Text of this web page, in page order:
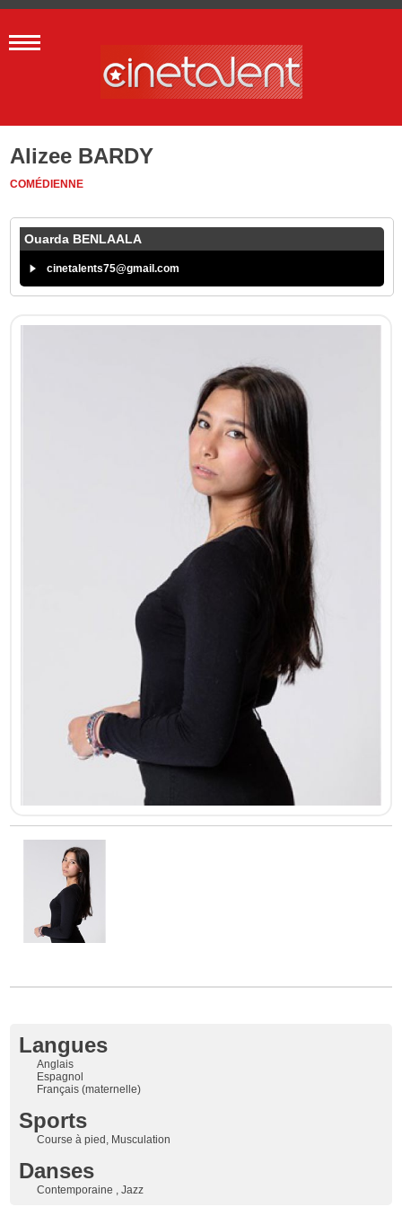
Alizee BARDY
COMÉDIENNE
Ouarda BENLAALA
cinetalents75@gmail.com
Langues
Anglais
Espagnol
Français (maternelle)
Sports
Course à pied, Musculation
Danses
Contemporaine , Jazz